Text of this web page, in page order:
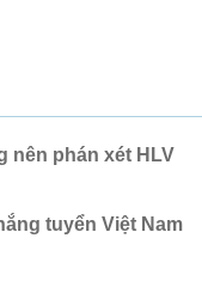
nên phán xét HLV
tuyển Việt Nam